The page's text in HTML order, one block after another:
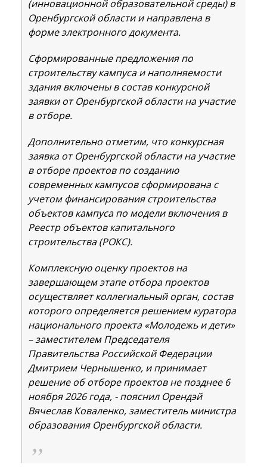
(инновационной образовательной среды) в
Оренбургской области и направлена в
форме электронного документа.
Сформированные предложения по
строительству кампуса и наполняемости
здания включены в состав конкурсной
заявки от Оренбургской области на участие
в отборе.
Дополнительно отметим, что конкурсная
заявка от Оренбургской области на участие
в отборе проектов по созданию
современных кампусов сформирована с
учетом финансирования строительства
объектов кампуса по модели включения в
Реестр объектов капитального
строительства (РОКС).
Комплексную оценку проектов на
завершающем этапе отбора проектов
осуществляет коллегиальный орган, состав
которого определяется решением куратора
национального проекта «Молодежь и дети»
– заместителем Председателя
Правительства Российской Федерации
Дмитрием Чернышенко, и принимает
решение об отборе проектов не позднее 6
ноября 2026 года, - пояснил Орендэй
Вячеслав Коваленко, заместитель министра
образования Оренбургской области.